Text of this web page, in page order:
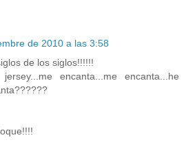
de 2010 a las 3:58
de los siglos!!!!!!
encanta...me encanta...he